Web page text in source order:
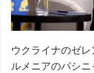
ウクライナのゼ
ルメニアのパシ